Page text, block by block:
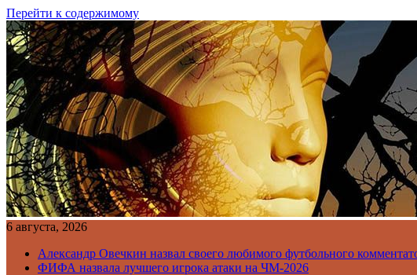
Перейти к содержимому
6 августа, 2026
Александр Овечкин назвал своего любимого футбольного
ФИФА назвала лучшего игрока атаки на ЧМ-2026